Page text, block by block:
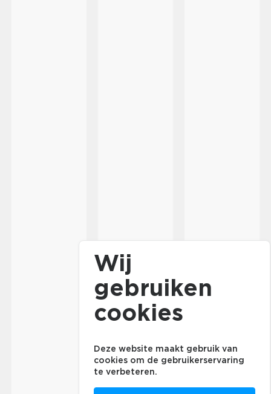
Wij
gebruiken
cookies
Deze website maakt gebruik van
cookies om de gebruikerservaring
te verbeteren.